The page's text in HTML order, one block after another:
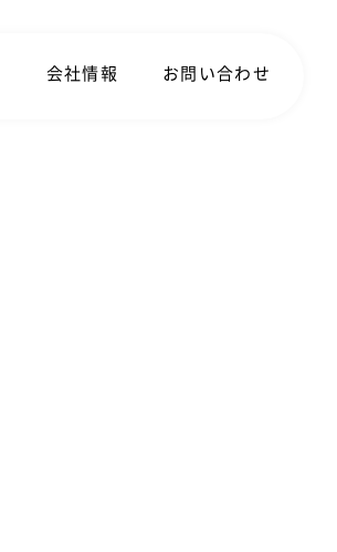
会社情報 お問い合わせ